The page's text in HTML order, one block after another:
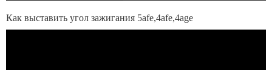
Как выставить угол зажигания 5afe,4afe,4age